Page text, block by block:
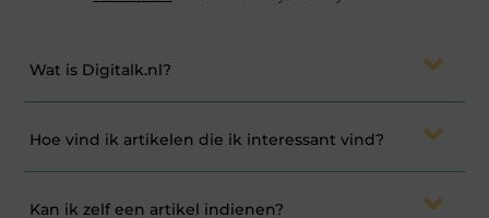
Wat is Digitalk.nl?
Hoe vind ik artikelen die ik interessant vind?
Kan ik zelf een artikel indienen?